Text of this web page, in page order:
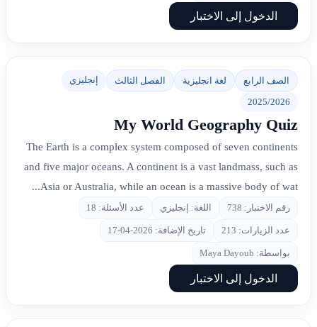
الدخول إلى الاختبار
الصف الرابع لغة انجليزية الفصل الثالث إنجليزي
2025/2026
My World Geography Quiz
The Earth is a complex system composed of seven continents
and five major oceans. A continent is a vast landmass, such as
Asia or Australia, while an ocean is a massive body of wat...
رقم الاختبار: 738 اللغة: إنجليزي عدد الأسئلة: 18
عدد الزيارات: 213 تاريخ الإضافة: 2026-04-17
بواسطة: Maya Dayoub
الدخول إلى الاختبار